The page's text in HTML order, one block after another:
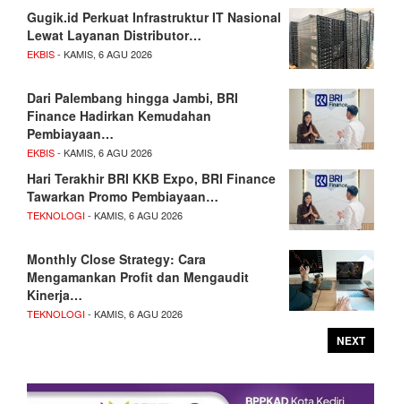
Gugik.id Perkuat Infrastruktur IT Nasional
Lewat Layanan Distributor…
EKBIS- KAMIS, 6 AGU 2026
Dari Palembang hingga Jambi, BRI
Finance Hadirkan Kemudahan
Pembiayaan…
EKBIS- KAMIS, 6 AGU 2026
Hari Terakhir BRI KKB Expo, BRI Finance
Tawarkan Promo Pembiayaan…
TEKNOLOGI- KAMIS, 6 AGU 2026
Monthly Close Strategy: Cara
Mengamankan Profit dan Mengaudit
Kinerja…
TEKNOLOGI- KAMIS, 6 AGU 2026
NEXT